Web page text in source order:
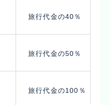
旅行代金の40％
旅行代金の50％
旅行代金の100％